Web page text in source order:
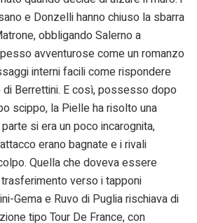
e Donzelli hanno chiuso la sbarra
obbligando Salerno a
avventurose come un romanzo
interni facili come rispondere
di Berrettini. E così, possesso dopo
scippo, la Pielle ha risolto una
si era un poco incarognita,
erano bagnate e i rivali
Quella che doveva essere
verso i tapponi
Gema e Ruvo di Puglia rischiava di
tipo Tour De France, con